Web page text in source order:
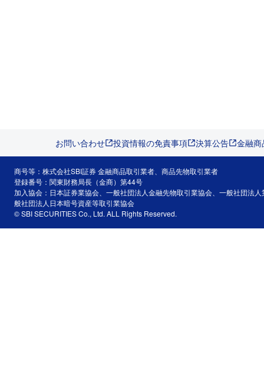
お問い合わせ 投資情報の免責事項 決算公告 金融
商号等：株式会社SBI証券 金融商品取引業者、商品先物取引業者
登録番号：関東財務局長（金商）第44号
加入協会：日本証券業協会、一般社団法人金融先物取引業協会、一般社団法
般社団法人日本暗号資産等取引業協会
© SBI SECURITIES Co., Ltd. ALL Rights Reserved.